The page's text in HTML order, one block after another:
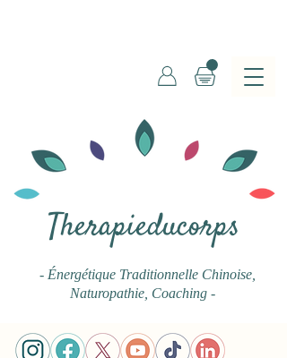
Therapieducorps
- Énergétique Traditionnelle Chinoise
Naturopathie, Coaching -